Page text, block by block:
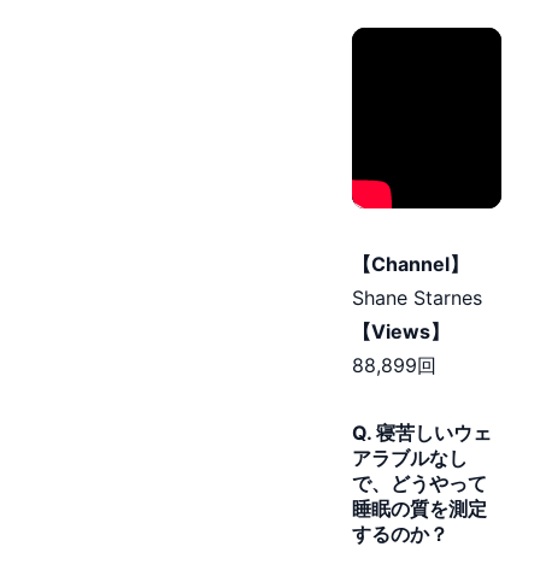
【Channel】
Shane Starnes
【Views】
88,899回
Q. 寝苦しいウェ
アラブルなし
で、どうやって
睡眠の質を測定
するのか？